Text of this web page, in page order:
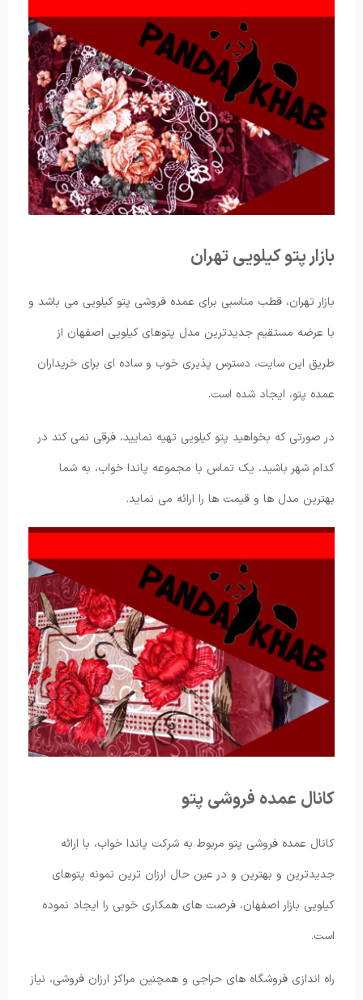
بازار پتو کیلویی تهران
بازار تهران، قطب مناسبی برای عمده فروشی پتو کیلویی می باشد و
با عرضه مستقیم جدیدترین مدل پتوهای کیلویی اصفهان از
طریق این سایت، دسترس پذیری خوب و ساده ای برای خریداران
عمده پتو، ایجاد شده است.
در صورتی که بخواهید پتو کیلویی تهیه نمایید، فرقی نمی کند در
کدام شهر باشید، یک تماس با مجموعه پاندا خواب، به شما
بهترین مدل ها و قیمت ها را ارائه می نماید.
کانال عمده فروشی پتو
کانال عمده فروشی پتو مربوط به شرکت پاندا خواب، با ارائه
جدیدترین و بهترین و در عین حال ارزان ترین نمونه پتوهای
کیلویی بازار اصفهان، فرصت های همکاری خوبی را ایجاد نموده
است.
راه اندازی فروشگاه های حراجی و همچنین مراکز ارزان فروشی، نیاز